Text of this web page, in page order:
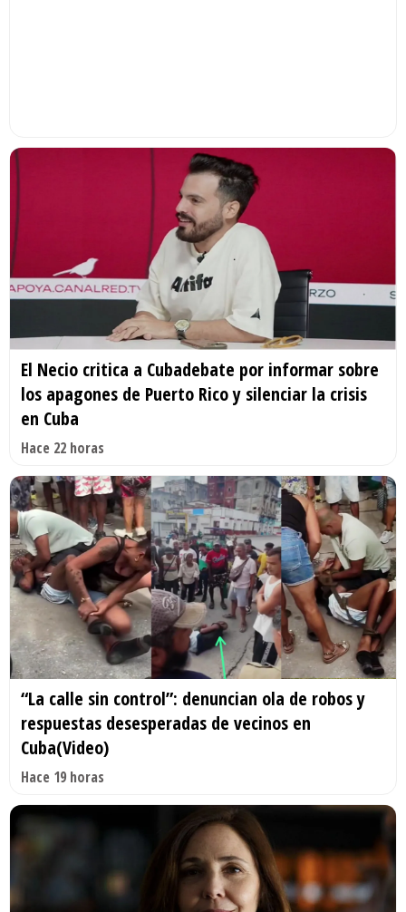
El Necio critica a Cubadebate por informar sobre
los apagones de Puerto Rico y silenciar la crisis
en Cuba
Hace 22 horas
“La calle sin control”: denuncian ola de robos y
respuestas desesperadas de vecinos en
Cuba(Video)
Hace 19 horas